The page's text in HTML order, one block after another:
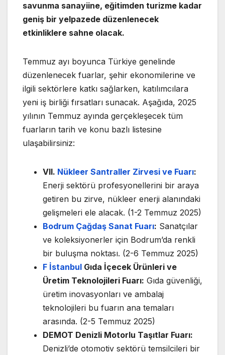
savunma sanayiine, eğitimden turizme kadar
geniş bir yelpazede düzenlenecek
etkinliklere sahne olacak.
Temmuz ayı boyunca Türkiye genelinde
düzenlenecek fuarlar, şehir ekonomilerine ve
ilgili sektörlere katkı sağlarken, katılımcılara
yeni iş birliği fırsatları sunacak. Aşağıda, 2025
yılının Temmuz ayında gerçekleşecek tüm
fuarların tarih ve konu bazlı listesine
ulaşabilirsiniz:
VII. Nükleer Santraller Zirvesi ve Fuarı:
Enerji sektörü profesyonellerini bir araya
getiren bu zirve, nükleer enerji alanındaki
gelişmeleri ele alacak. (1-2 Temmuz 2025)
Bodrum Çağdaş Sanat Fuarı: Sanatçılar
ve koleksiyonerler için Bodrum’da renkli
bir buluşma noktası. (2-6 Temmuz 2025)
F İstanbul Gıda İçecek Ürünleri ve
Üretim Teknolojileri Fuarı: Gıda güvenliği,
üretim inovasyonları ve ambalaj
teknolojileri bu fuarın ana temaları
arasında. (2-5 Temmuz 2025)
DEMOT Denizli Motorlu Taşıtlar Fuarı:
Denizli’de otomotiv sektörü temsilcileri bir